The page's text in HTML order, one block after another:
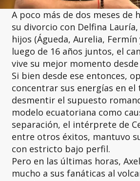
A poco más de dos meses de
su divorcio con Delfina
hijos (Águeda, Aurelia,
luego de 16 años juntos, el
vive su mejor momento
Si bien desde ese entonces,
concentrar sus energías en el
desmentir el supuesto
modelo ecuatoriana como
separación, el intérprete de
entre otros éxitos, mantuvo
con estricto bajo perfil.
Pero en las últimas horas,
mucho a sus fanáticas al